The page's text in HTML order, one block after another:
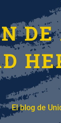
El blog de